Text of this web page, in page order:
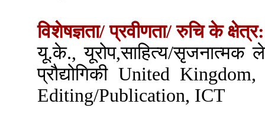
विशेषज्ञता/ प्रवीणता/ रुचि के क्षेत्र:
यू.के., यूरोप,साहित्य/सृजनात्मक
प्रौद्योगिकी United
Editing/Publication, ICT